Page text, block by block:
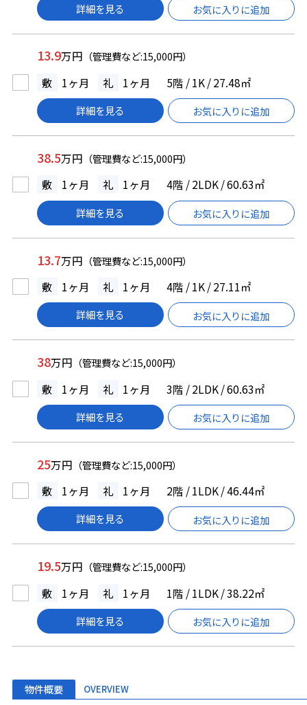
詳細を見る お気に入りに追加
13.9万円 （管理費など:15,000円）
敷 1ヶ月 礼 1ヶ月 5階 / 1K / 27.48㎡
詳細を見る お気に入りに追加
38.5万円 （管理費など:15,000円）
敷 1ヶ月 礼 1ヶ月 4階 / 2LDK / 60.63㎡
詳細を見る お気に入りに追加
13.7万円 （管理費など:15,000円）
敷 1ヶ月 礼 1ヶ月 4階 / 1K / 27.11㎡
詳細を見る お気に入りに追加
38万円 （管理費など:15,000円）
敷 1ヶ月 礼 1ヶ月 3階 / 2LDK / 60.63㎡
詳細を見る お気に入りに追加
25万円 （管理費など:15,000円）
敷 1ヶ月 礼 1ヶ月 2階 / 1LDK / 46.44㎡
詳細を見る お気に入りに追加
19.5万円 （管理費など:15,000円）
敷 1ヶ月 礼 1ヶ月 1階 / 1LDK / 38.22㎡
詳細を見る お気に入りに追加
物件概要 OVERVIEW